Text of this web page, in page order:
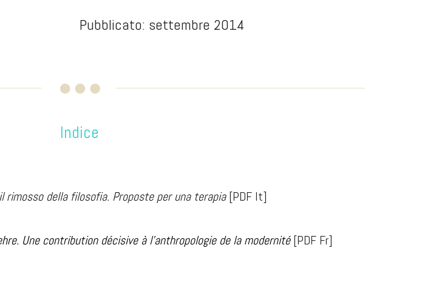
Pubblicato: settembre 2014
Indice
rimosso della filosofia. Proposte per una terapia[PDF It]
Une contribution décisive à l'anthropologie de la modernité[PDF Fr]